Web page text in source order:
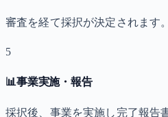
審査を経て採択が決定されます
5
📊事業実施・報告
採択後、事業を実施し完了報告